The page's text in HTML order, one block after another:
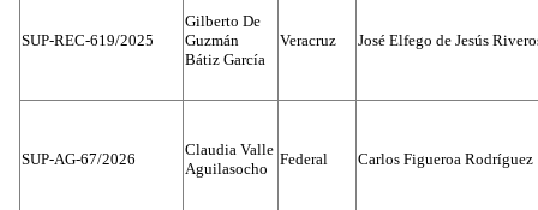
SUP-REC-619/2025
Gilberto De
Guzmán
Bátiz García
Veracruz José Elfego de Jesús
SUP-AG-67/2026
Claudia Valle
Aguilasocho
Federal Carlos Figueroa Rodríguez